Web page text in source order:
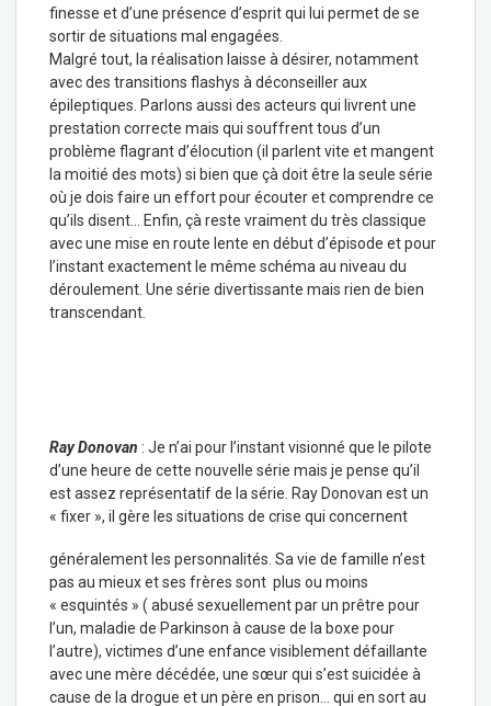
finesse et d’une présence d’esprit qui lui permet de se
sortir de situations mal engagées.
Malgré tout, la réalisation laisse à désirer, notamment
avec des transitions flashys à déconseiller aux
épileptiques. Parlons aussi des acteurs qui livrent une
prestation correcte mais qui souffrent tous d’un
problème flagrant d’élocution (il parlent vite et mangent
la moitié des mots) si bien que çà doit être la seule série
où je dois faire un effort pour écouter et comprendre ce
qu’ils disent… Enfin, çà reste vraiment du très classique
avec une mise en route lente en début d’épisode et pour
l’instant exactement le même schéma au niveau du
déroulement. Une série divertissante mais rien de bien
transcendant.
Ray Donovan : Je n’ai pour l’instant visionné que le pilote
d’une heure de cette nouvelle série mais je pense qu’il
est assez représentatif de la série. Ray Donovan est un
« fixer », il gère les situations de crise qui concernent
généralement les personnalités. Sa vie de famille n’est
pas au mieux et ses frères sont plus ou moins
« esquintés » ( abusé sexuellement par un prêtre pour
l’un, maladie de Parkinson à cause de la boxe pour
l’autre), victimes d’une enfance visiblement défaillante
avec une mère décédée, une sœur qui s’est suicidée à
cause de la drogue et un père en prison… qui en sort au